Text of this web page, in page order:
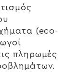
(eco-
πληρωμές